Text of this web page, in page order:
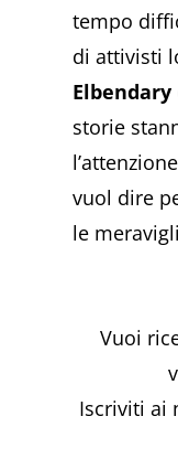
tempo
di attivisti
Elbendary
storie
vuol dire
le
Vuoi
Iscriviti ai